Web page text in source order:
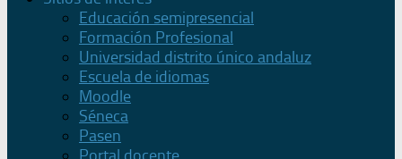
Educación semipresencial
Formación Profesional
Universidad distrito único andaluz
Escuela de idiomas
Moodle
Séneca
Pasen